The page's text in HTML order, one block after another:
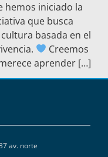
hemos iniciado la
que busca
basada en el
Creemos
aprender […]
av. norte